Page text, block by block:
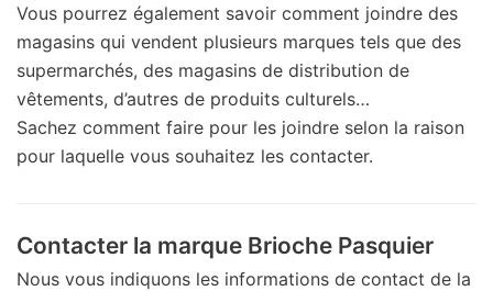
Vous pourrez également savoir comment joindre des
magasins qui vendent plusieurs marques tels que des
supermarchés, des magasins de distribution de
vêtements, d’autres de produits culturels…
Sachez comment faire pour les joindre selon la raison
pour laquelle vous souhaitez les contacter.
Contacter la marque Brioche Pasquier
Nous vous indiquons les informations de contact de la